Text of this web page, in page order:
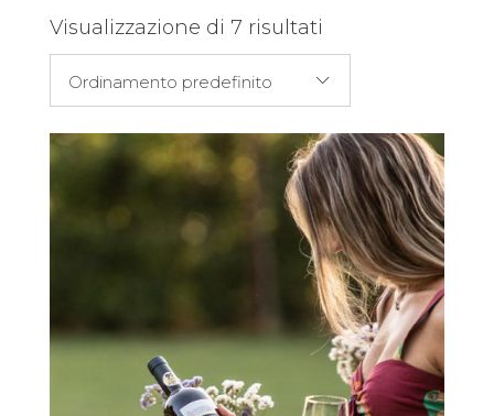
Visualizzazione di 7 risultati
Ordinamento predefinito